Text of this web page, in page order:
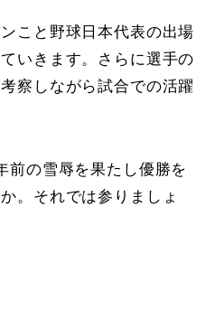
こと野球日本代表の出場
いきます。 さらに選手の
察しながら試合での活躍
前の雪辱を果たし優勝を
。それでは参りましょ